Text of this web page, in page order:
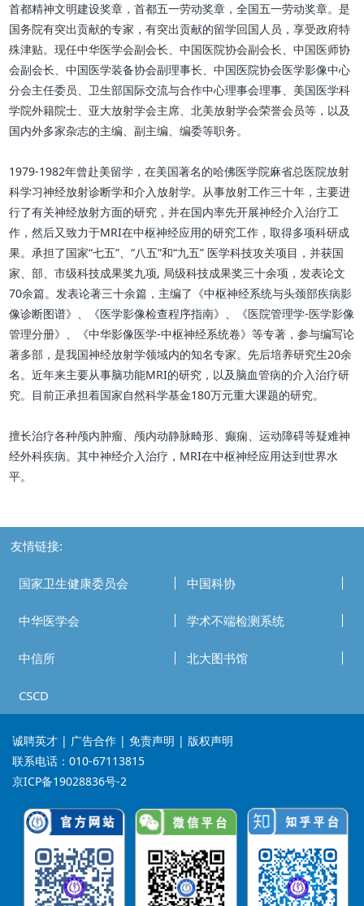
首都精神文明建设奖章，首都五一劳动奖章，全国五一劳动奖章。是
国务院有突出贡献的专家，有突出贡献的留学回国人员，享受政府特
殊津贴。现任中华医学会副会长、中国医院协会副会长、中国医师协
会副会长、中国医学装备协会副理事长、中国医院协会医学影像中心
分会主任委员、卫生部国际交流与合作中心理事会理事、美国医学科
学院外籍院士、亚大放射学会主席、北美放射学会荣誉会员等，以及
国内外多家杂志的主编、副主编、编委等职务。
1979-1982年曾赴美留学，在美国著名的哈佛医学院麻省总医院放射
科学习神经放射诊断学和介入放射学。从事放射工作三十年，主要进
行了有关神经放射方面的研究，并在国内率先开展神经介入治疗工
作，然后又致力于MRI在中枢神经应用的研究工作，取得多项科研成
果。承担了国家“七五”、“八五”和“九五” 医学科技攻关项目，并获国
家、部、市级科技成果奖九项, 局级科技成果奖三十余项，发表论文
70余篇。发表论著三十余篇，主编了《中枢神经系统与头颈部疾病影
像诊断图谱》、《医学影像检查程序指南》、《医院管理学-医学影像
管理分册》、《中华影像医学-中枢神经系统卷》等专著，参与编写论
著多部，是我国神经放射学领域内的知名专家。先后培养研究生20余
名。近年来主要从事脑功能MRI的研究，以及脑血管病的介入治疗研
究。目前正承担着国家自然科学基金180万元重大课题的研究。
擅长治疗各种颅内肿瘤、颅内动静脉畸形、癫痫、运动障碍等疑难神
经外科疾病。其中神经介入治疗，MRI在中枢神经应用达到世界水
平。
友情链接:
国家卫生健康委员会 中国科协
中华医学会 学术不端检测系统
中信所 北大图书馆
CSCD
诚聘英才 | 广告合作 | 免责声明 | 版权声明
联系电话：010-67113815
京ICP备19028836号-2